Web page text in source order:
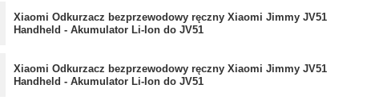
Xiaomi Odkurzacz bezprzewodowy ręczny Xiaomi Jimmy JV51
Handheld - Akumulator Li-Ion do JV51
Xiaomi Odkurzacz bezprzewodowy ręczny Xiaomi Jimmy JV51
Handheld - Akumulator Li-Ion do JV51